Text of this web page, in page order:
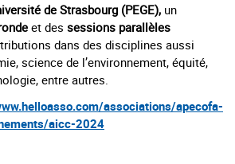
de Strasbourg (PEGE), un
et des sessions parallèles
dans des disciplines aussi
science de l’environnement, équité,
entre autres.
associations/apecofa-
aicc-2024